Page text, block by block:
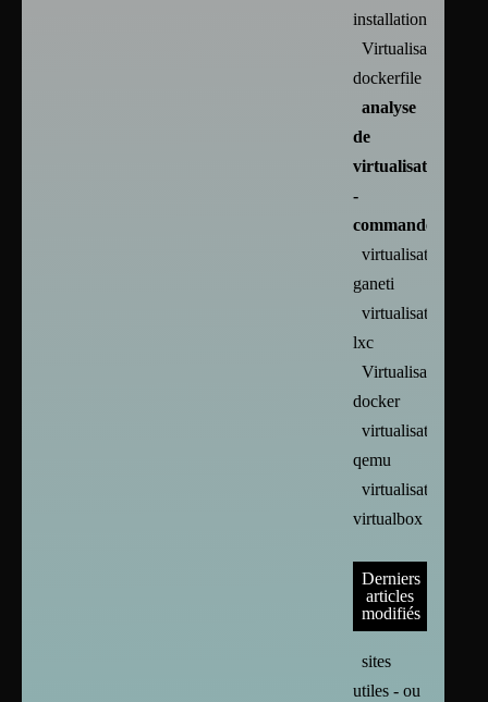
installation
Virtualisation :
dockerfile
analyse
de
virtualisation
-
commandes
virtualisation :
ganeti
virtualisation :
lxc
Virtualisation :
docker
virtualisation :
qemu
virtualisation :
virtualbox
Derniers
articles
modifiés
sites
utiles - ou